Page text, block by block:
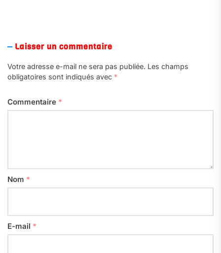
Laisser un commentaire
Votre adresse e-mail ne sera pas publiée. Les champs
obligatoires sont indiqués avec *
Commentaire *
Nom *
E-mail *